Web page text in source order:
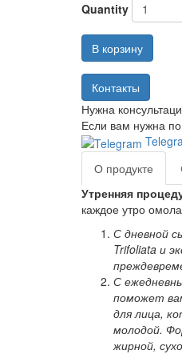
Quantity
В корзину
Нужна
Если вам нужна
О продукте
Утренняя
каждое утро
С дневной
Trifoliata и
С
поможет
для лица,
молодой.
жирной,